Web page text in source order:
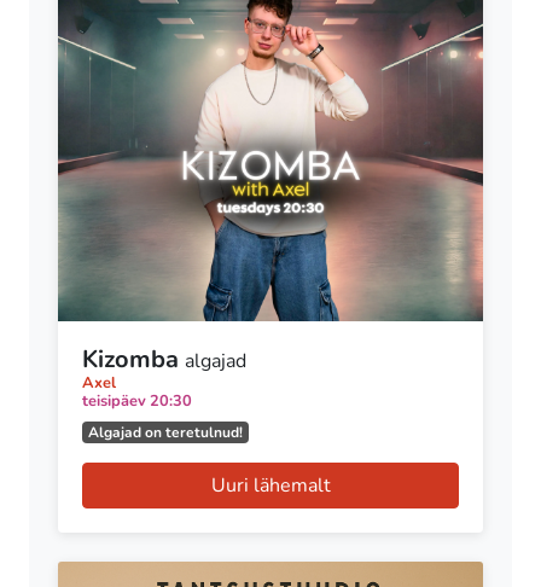
Kizomba algajad
Axel
teisipäev 20:30
Algajad on teretulnud!
Uuri lähemalt